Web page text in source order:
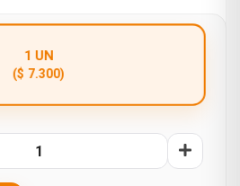
1 UN
($ 7.300)